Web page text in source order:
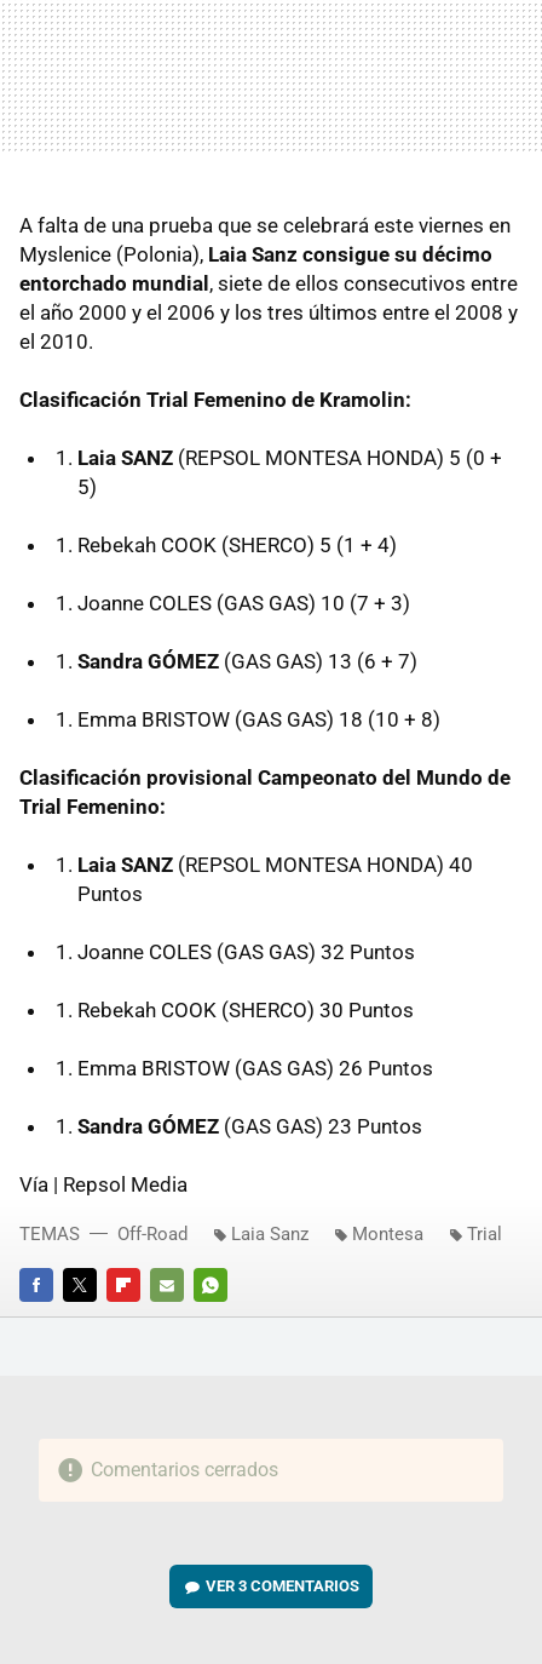
A falta de una prueba que se celebrará este viernes en
Myslenice (Polonia), Laia Sanz consigue su décimo
entorchado mundial, siete de ellos consecutivos entre
el año 2000 y el 2006 y los tres últimos entre el 2008 y
el 2010.
Clasificación Trial Femenino de Kramolin:
Laia SANZ (REPSOL MONTESA HONDA) 5 (0 +
5)
Rebekah COOK (SHERCO) 5 (1 + 4)
Joanne COLES (GAS GAS) 10 (7 + 3)
Sandra GÓMEZ (GAS GAS) 13 (6 + 7)
Emma BRISTOW (GAS GAS) 18 (10 + 8)
Clasificación provisional Campeonato del Mundo de
Trial Femenino:
Laia SANZ (REPSOL MONTESA HONDA) 40
Puntos
Joanne COLES (GAS GAS) 32 Puntos
Rebekah COOK (SHERCO) 30 Puntos
Emma BRISTOW (GAS GAS) 26 Puntos
Sandra GÓMEZ (GAS GAS) 23 Puntos
Vía | Repsol Media
FACEBOOKTWITTERFLIPBOARD
E-
WHATSAPP
TEMAS Off-Road Laia Sanz Montesa Trial
Comentarios cerrados
VER3 COMENTARIOS